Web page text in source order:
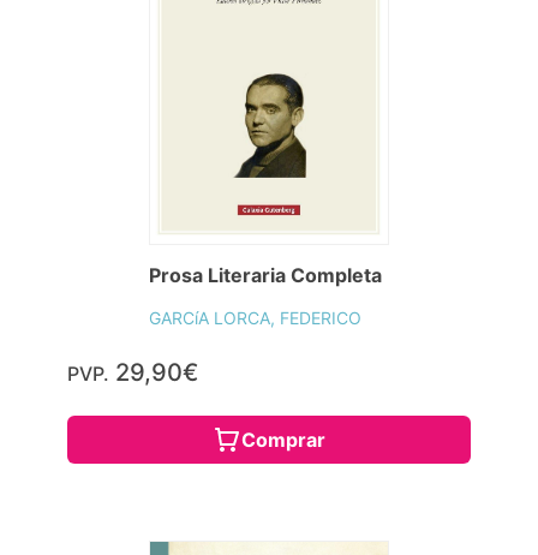
Prosa Literaria Completa
GARCíA LORCA, FEDERICO
PVP. 29,90€
Comprar